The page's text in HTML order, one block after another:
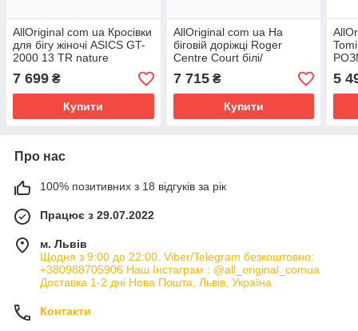
AllOriginal com ua Кросівки
для бігу жіночі ASICS GT-
2000 13 TR nature
bathing/pearl pink
РОЗМІРИ ЗАПИТУЙТЕ
7 699 ₴
Купити
AllOriginal com ua На
біговій доріжці Roger
Centre Court білі/
лавандові туфлі РОЗМІРИ
ЗАПИТУЙТЕ
7 715₴
Купити
5
Про нас
100% позитивних з 18 відгуків за рік
Працює з 29.07.2022
м. Львів
Щодня з 9:00 до 22:00. Viber/Telegram безкоштовно:
+380988705906 Наш Інстаграм : @all_original_comua
Доставка 1-2 дні Нова Пошта, Львів, Україна
Контакти